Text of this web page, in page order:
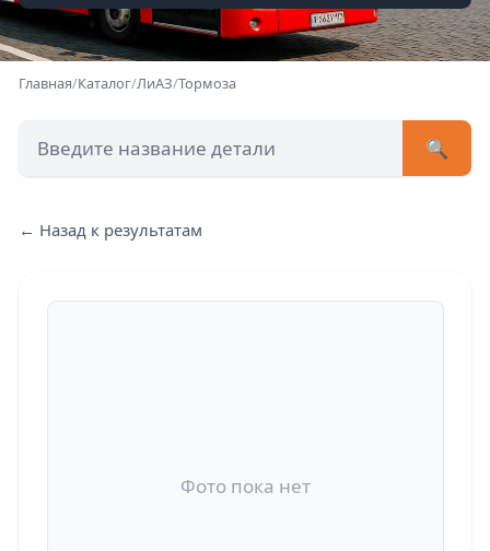
Главная/Каталог/ЛиАЗ/Тормоза
🔍
← Назад к результатам
Фото пока нет